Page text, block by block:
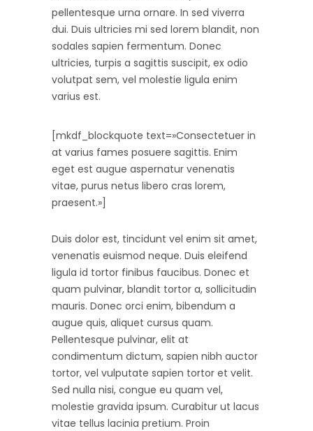
pellentesque urna ornare. In sed viverra
dui. Duis ultricies mi sed lorem blandit, non
sodales sapien fermentum. Donec
ultricies, turpis a sagittis suscipit, ex odio
volutpat sem, vel molestie ligula enim
varius est.
[mkdf_blockquote text=»Consectetuer in
at varius fames posuere sagittis. Enim
eget est augue aspernatur venenatis
vitae, purus netus libero cras lorem,
praesent.»]
Duis dolor est, tincidunt vel enim sit amet,
venenatis euismod neque. Duis eleifend
ligula id tortor finibus faucibus. Donec et
quam pulvinar, blandit tortor a, sollicitudin
mauris. Donec orci enim, bibendum a
augue quis, aliquet cursus quam.
Pellentesque pulvinar, elit at
condimentum dictum, sapien nibh auctor
tortor, vel vulputate sapien tortor et velit.
Sed nulla nisi, congue eu quam vel,
molestie gravida ipsum. Curabitur ut lacus
vitae tellus lacinia pretium. Proin